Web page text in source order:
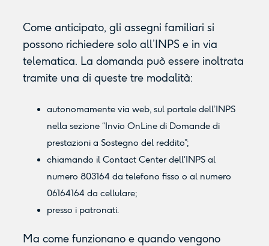
Come anticipato, gli assegni familiari si
possono richiedere solo all’INPS e in via
telematica. La domanda può essere inoltrata
tramite una di queste tre modalità:
autonomamente via web, sul portale dell’INPS
nella sezione “Invio OnLine di Domande di
prestazioni a Sostegno del reddito”;
chiamando il Contact Center dell’INPS al
numero 803164 da telefono fisso o al numero
06164164 da cellulare;
presso i patronati.
Ma come funzionano e quando vengono